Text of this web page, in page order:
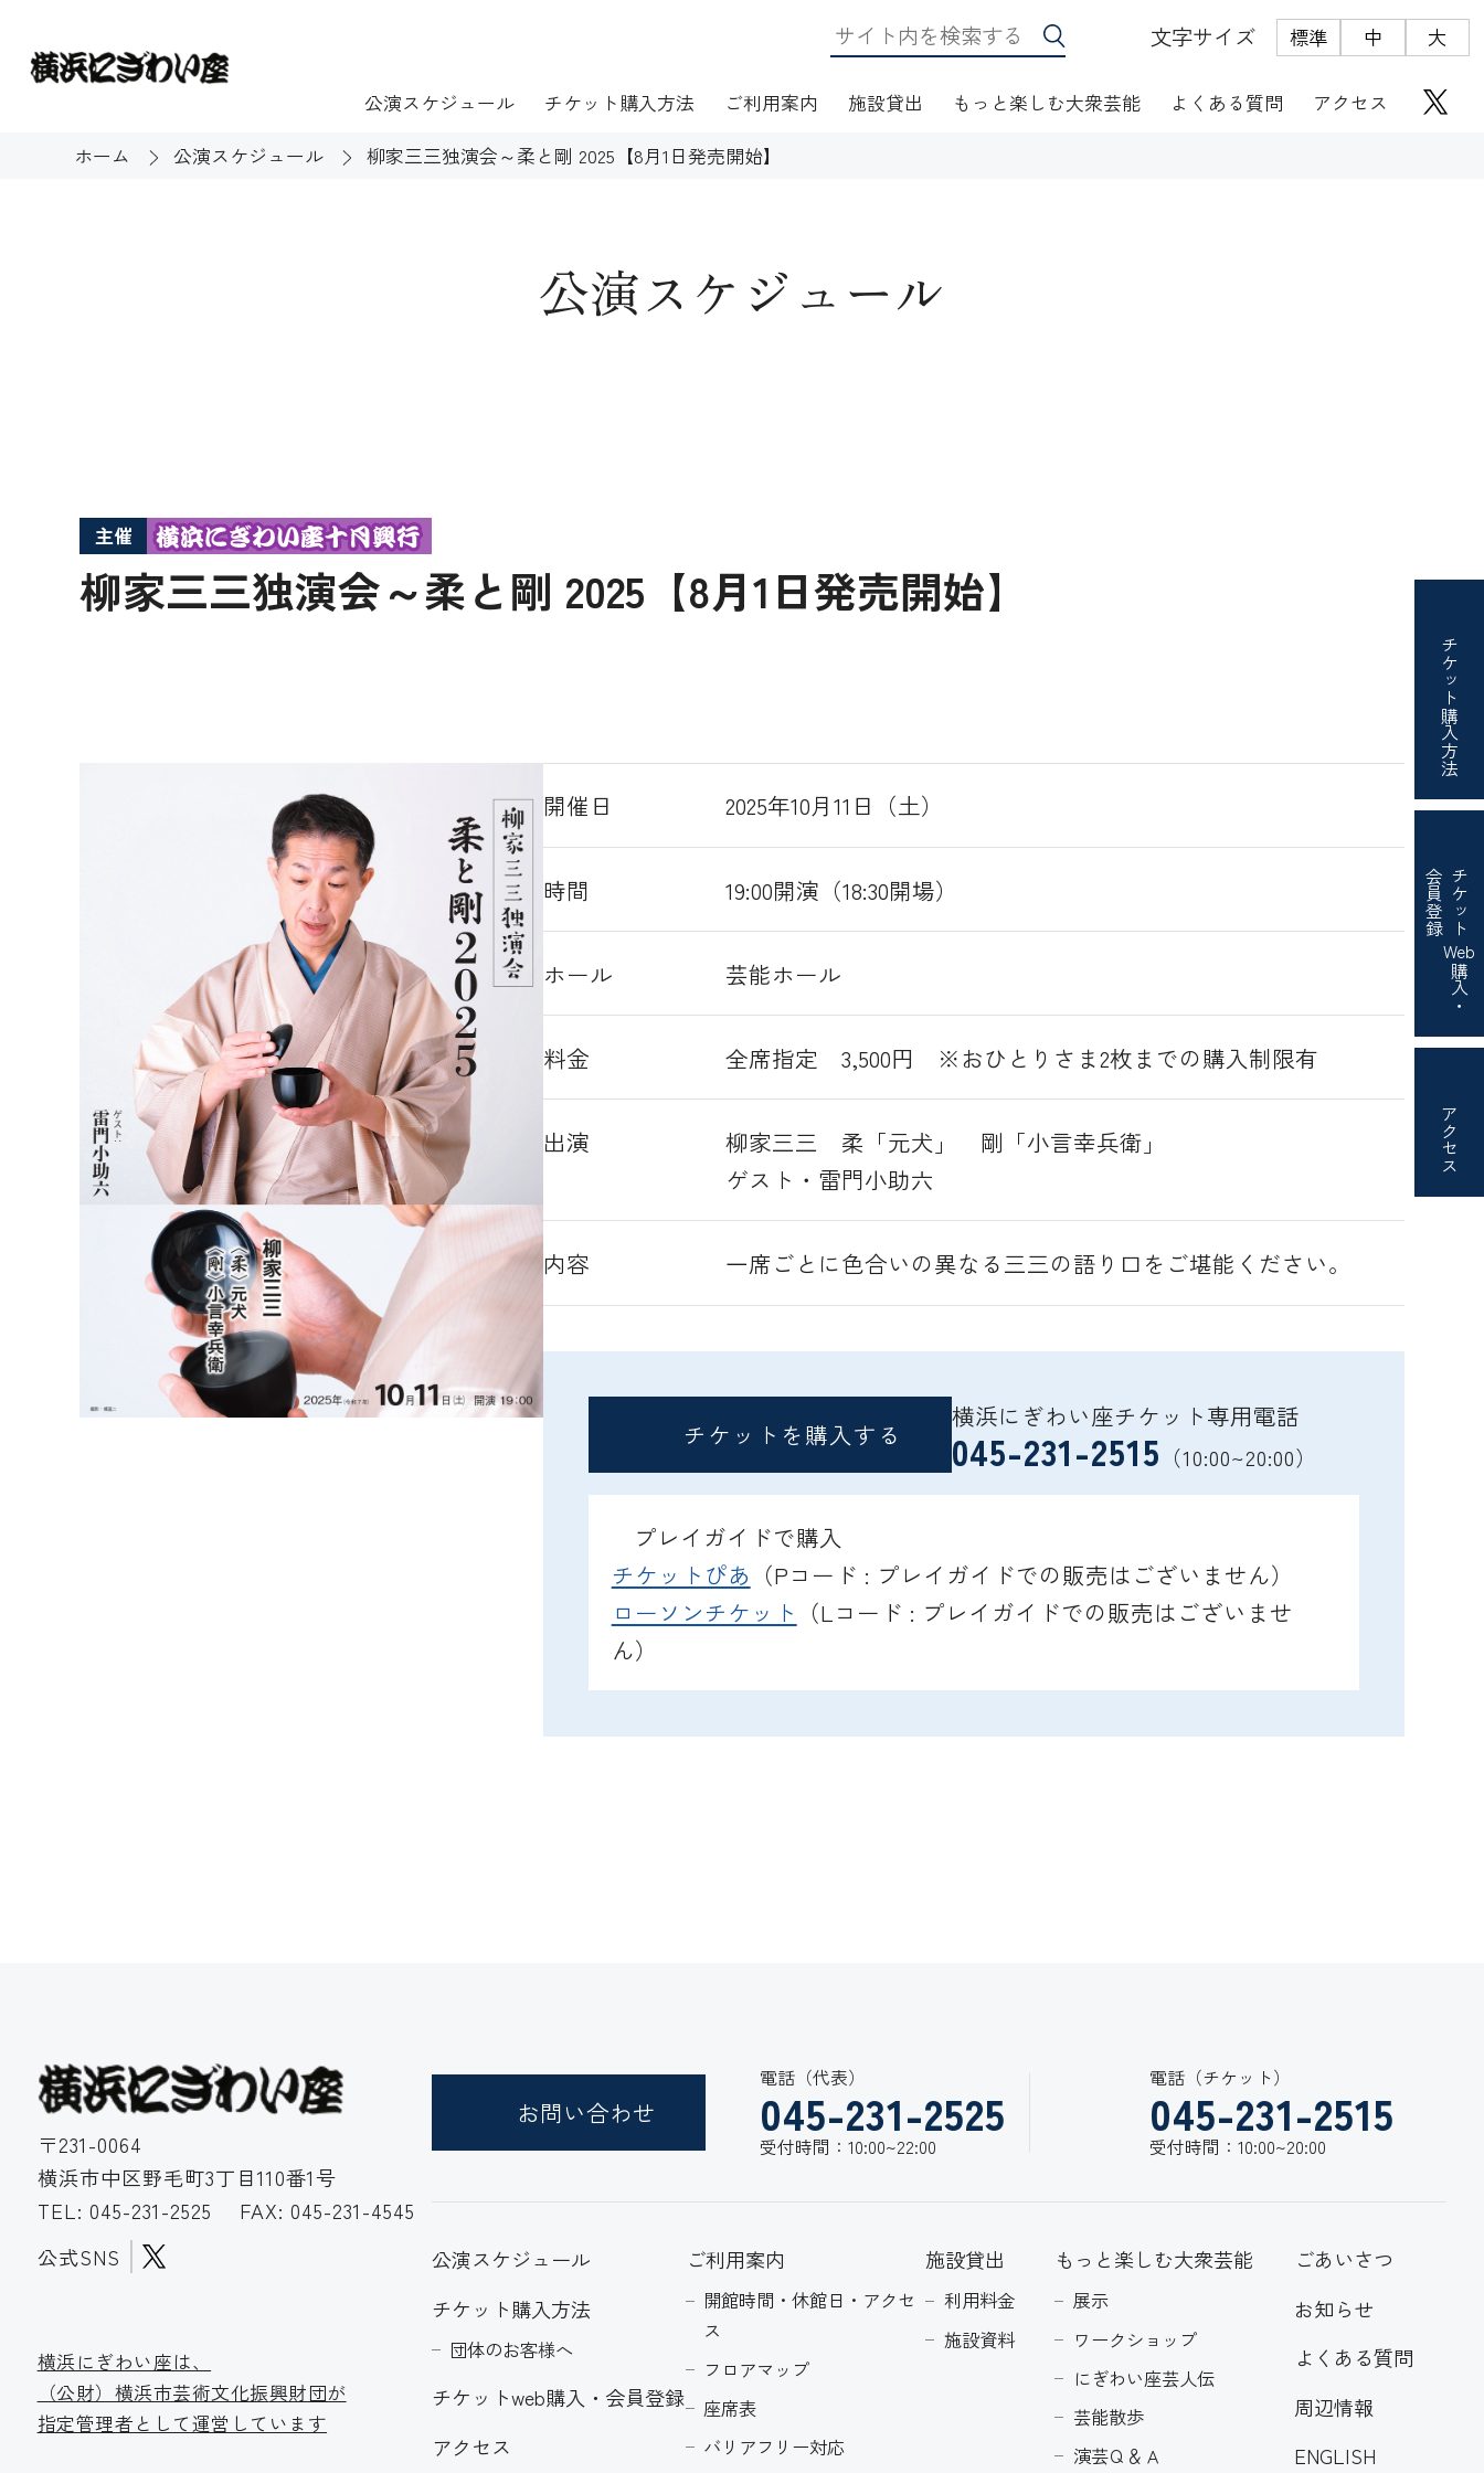
文字サイズ 標準 中 大
公演スケジュール チケット購入方法 ご利用案内
開館時間・休館日・アクセス フロアマップ
施設貸出
施設資料
もっと楽しむ大衆芸能
ワークショップ
よくある質問 アクセス
チケット
購入方法
チケット
Web
購入・
会員登録
アクセス
ホーム 公演スケジュール 柳家三三独演会～柔と剛 2025【8月1日発売開始】
公演スケジュール
主催
柳家三三独演会～柔と剛 2025【8月1日発売開始】
開催日 2025年10月11日（土）
時間 19:00開演（18:30開場）
ホール 芸能ホール
料金 全席指定 3,500円 ※おひとりさま2枚までの購入制限有
出演
柳家三三 柔「元犬」 剛「小言幸兵衛」
ゲスト・雷門小助六
内容 一席ごとに色合いの異なる三三の語り口をご堪能ください。
チケットを購入する
横浜にぎわい座チケット専用電話
045-231-2515 （10:00~20:00）
プレイガイドで購入
チケットぴあ （Pコード : プレイガイドでの販売はございません）
ローソンチケット （Lコード : プレイガイドでの販売はございませ
ん）
〒231-0064
横浜市中区野毛町3丁目110番1号
TEL: 045-231-2525
FAX: 045-231-4545
公式SNS
お問い合わせ
電話（代表）
045-231-2525
受付時間：10:00~22:00
電話（チケット）
045-231-2515
受付時間：10:00~20:00
横浜にぎわい座は、
（公財）横浜市芸術文化振興財団が
指定管理者として運営しています
公演スケジュール
チケット購入方法
団体のお客様へ
チケットweb購入・会員登録
アクセス
ご利用案内
開館時間・休館日・アクセ
ス
フロアマップ
座席表
バリアフリー対応
施設貸出
利用料金
施設資料
もっと楽しむ大衆芸能
展示
ワークショップ
にぎわい座芸人伝
芸能散歩
演芸Ｑ＆Ａ
ごあいさつ
お知らせ
よくある質問
周辺情報
ENGLISH